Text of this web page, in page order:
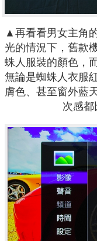
▲再看看男女主角
光的情況下，舊款
蛛人服裝的顏色，
無論是蜘蛛人衣服
膚色、甚至窗外藍
次感都